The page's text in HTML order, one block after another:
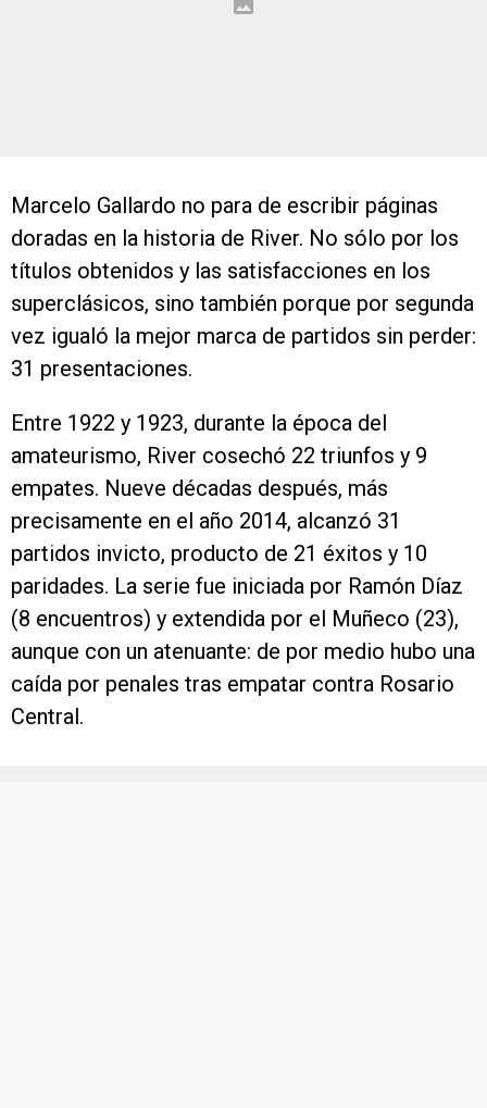
Marcelo Gallardo no para de escribir páginas
doradas en la historia de River. No sólo por los
títulos obtenidos y las satisfacciones en los
superclásicos, sino también porque por segunda
vez igualó la mejor marca de partidos sin perder:
31 presentaciones.
Entre 1922 y 1923, durante la época del
amateurismo, River cosechó 22 triunfos y 9
empates. Nueve décadas después, más
precisamente en el año 2014, alcanzó 31
partidos invicto, producto de 21 éxitos y 10
paridades. La serie fue iniciada por Ramón Díaz
(8 encuentros) y extendida por el Muñeco (23),
aunque con un atenuante: de por medio hubo una
caída por penales tras empatar contra Rosario
Central.